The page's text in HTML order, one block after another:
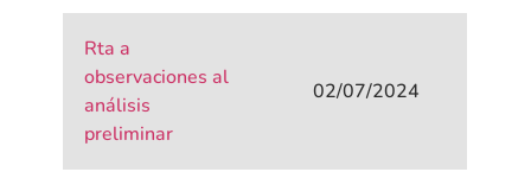
Rta a
observaciones al
análisis
preliminar
02/07/2024